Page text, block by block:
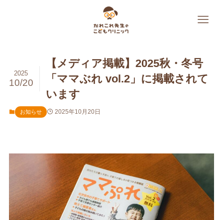
【メディア掲載】2025秋・冬号
「ママぶれ vol.2」に掲載されて
います
2025
10/20
お知らせ 2025年10月20日